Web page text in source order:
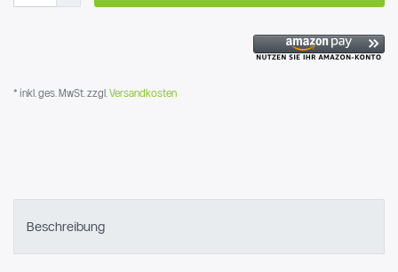
* inkl. ges. MwSt. zzgl. Versandkosten
Beschreibung